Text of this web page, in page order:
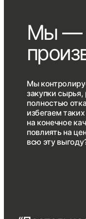
Мы —
Мы
закупки
полностью
избегаем
на конечное
повлиять на
всю эту